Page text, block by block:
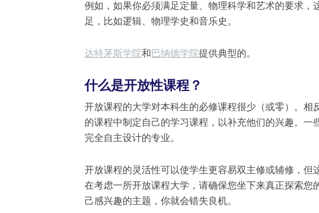
例如，如果你必须满足定量、物理科学和艺术的要求，
足，比如逻辑、物理学史和音乐史。
达特茅斯学院和巴纳德学院提供典型的。
什么是开放性课程？
开放课程的大学对本科生的必修课程很少（或零）。相
的课程中制定自己的学习课程，以补充他们的兴趣。
完全自主设计的专业。
开放课程的灵活性可以使学生更容易双主修或辅修，但
在考虑一所开放课程大学，请确保您坐下来真正探索您
己感兴趣的主题，你就会错失良机。